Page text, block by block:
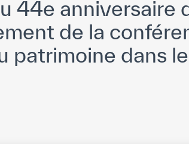
44e anniversaire
de la
patrimoine dans